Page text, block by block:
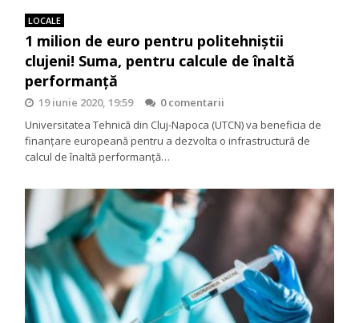
LOCALE
1 milion de euro pentru politehniștii
clujeni! Suma, pentru calcule de înaltă
performanță
19 iunie 2020, 19:59
0 comentarii
Universitatea Tehnică din Cluj-Napoca (UTCN) va beneficia de
finanțare europeană pentru a dezvolta o infrastructură de
calcul de înaltă performanță…